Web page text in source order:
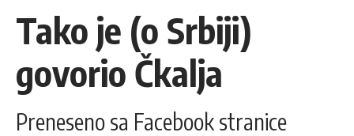
Tako je (o Srbiji)
govorio Čkalja
Preneseno sa Facebook stranice